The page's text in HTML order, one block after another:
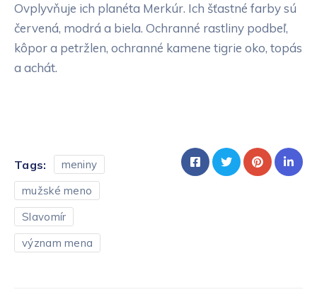
Ovplyvňuje ich planéta Merkúr. Ich šťastné farby sú
červená, modrá a biela. Ochranné rastliny podbeľ,
kôpor a petržlen, ochranné kamene tigrie oko, topás
a achát.
Tags:
meniny
mužské meno
Slavomír
význam mena